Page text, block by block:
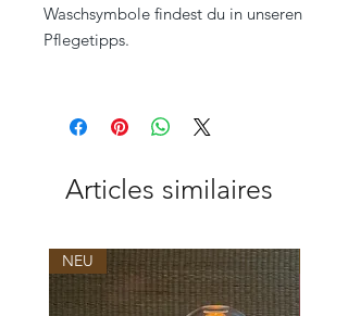
Waschsymbole findest du in unseren
Pflegetipps.
Articles similaires
NEU